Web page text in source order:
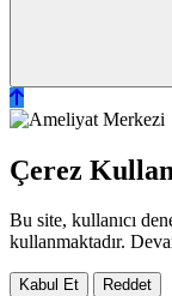
Çerez
Bu site, kullanıcı
kullanmaktadır.
Kabul Et Reddet